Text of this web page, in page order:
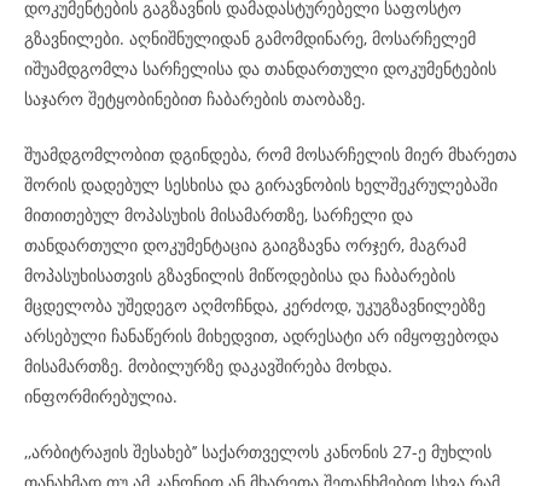
დოკუმენტების გაგზავნის დამადასტურებელი საფოსტო
გზავნილები. აღნიშნულიდან გამომდინარე, მოსარჩელემ
იშუამდგომლა სარჩელისა და თანდართული დოკუმენტების
საჯარო შეტყობინებით ჩაბარების თაობაზე.
შუამდგომლობით დგინდება, რომ მოსარჩელის მიერ მხარეთა
შორის დადებულ სესხისა და გირავნობის ხელშეკრულებაში
მითითებულ მოპასუხის მისამართზე, სარჩელი და
თანდართული დოკუმენტაცია გაიგზავნა ორჯერ, მაგრამ
მოპასუხისათვის გზავნილის მიწოდებისა და ჩაბარების
მცდელობა უშედეგო აღმოჩნდა, კერძოდ, უკუგზავნილებზე
არსებული ჩანაწერის მიხედვით, ადრესატი არ იმყოფებოდა
მისამართზე. მობილურზე დაკავშირება მოხდა.
ინფორმირებულია.
,,არბიტრაჟის შესახებ’’ საქართველოს კანონის 27-ე მუხლის